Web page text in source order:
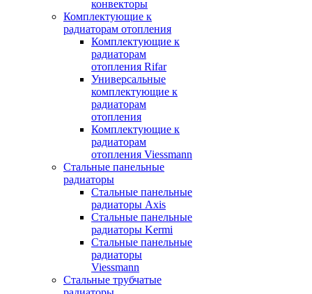
конвекторы
Комплектующие к
радиаторам отопления
Комплектующие к
радиаторам
отопления Rifar
Универсальные
комплектующие к
радиаторам
отопления
Комплектующие к
радиаторам
отопления Viessmann
Стальные панельные
радиаторы
Стальные панельные
радиаторы Axis
Стальные панельные
радиаторы Kermi
Стальные панельные
радиаторы
Viessmann
Стальные трубчатые